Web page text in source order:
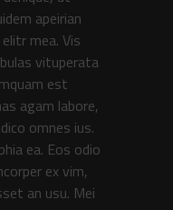
apeirian
mea. Vis
vituperata
est
agam labore,
omnes ius.
ea. Eos odio
ex vim,
an usu. Mei